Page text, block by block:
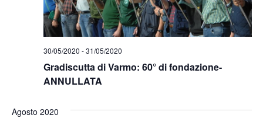
Gradiscutta di Varmo: 60° di fondazione-
ANNULLATA
30/05/2020 -31/05/2020
Agosto 2020